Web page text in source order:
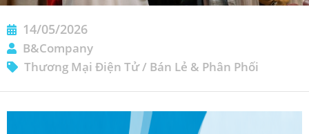
14/05/2026
B&Company
Thương Mại Điện Tử/ Bán Lẻ & Phân Phối